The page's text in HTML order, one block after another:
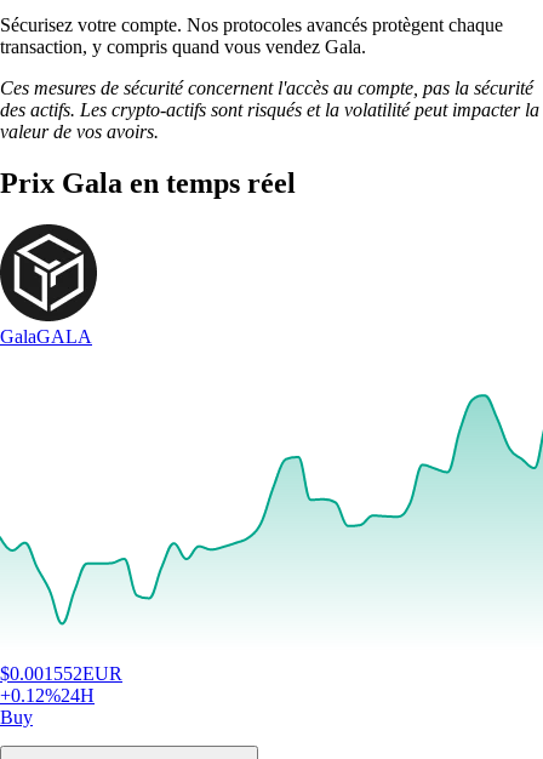
Sécurisez votre compte. Nos protocoles avancés protègent chaque
transaction, y compris quand vous vendez Gala.
Ces mesures de sécurité concernent l'accès au compte, pas la sécurité
des actifs. Les crypto-actifs sont risqués et la volatilité peut impacter la
valeur de vos avoirs.
Prix Gala en temps réel
GalaGALA
$0.001552EUR
+0.12%24H
Buy